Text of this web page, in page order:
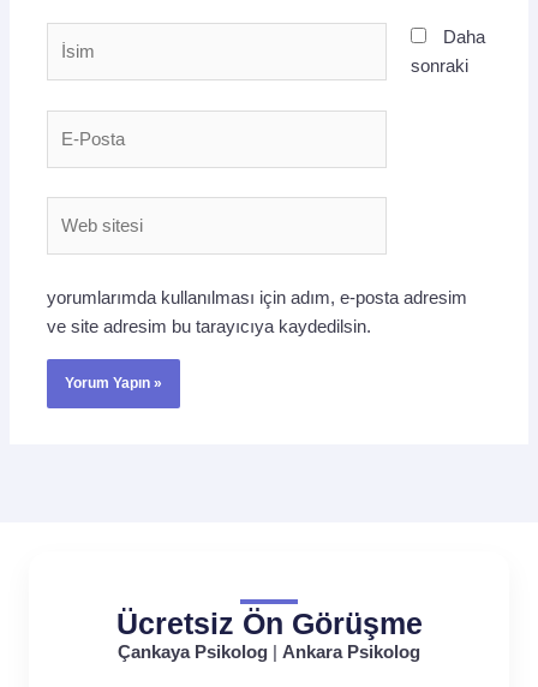
Daha
sonraki
yorumlarımda kullanılması için adım, e-posta adresim
ve site adresim bu tarayıcıya kaydedilsin.
Ücretsiz Ön Görüşme
Çankaya Psikolog Ankara Psikolog